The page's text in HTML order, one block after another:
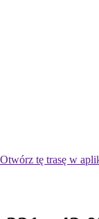
Otwórz tę trasę w